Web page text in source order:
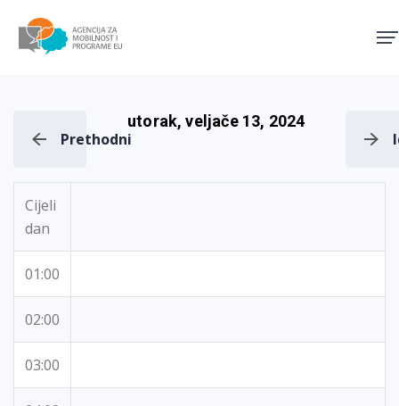
Prethodni
utorak, veljače 13, 2024
Cijeli
dan
01:00
02:00
03:00